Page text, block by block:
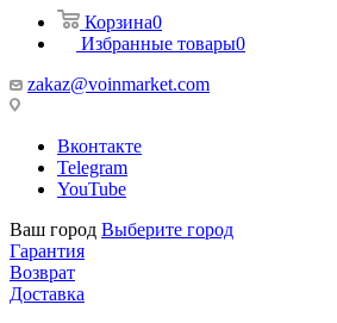
Корзина0
Избранные товары0
zakaz@voinmarket.com
Вконтакте
Telegram
YouTube
Ваш город Выберите город
Гарантия
Возврат
Доставка